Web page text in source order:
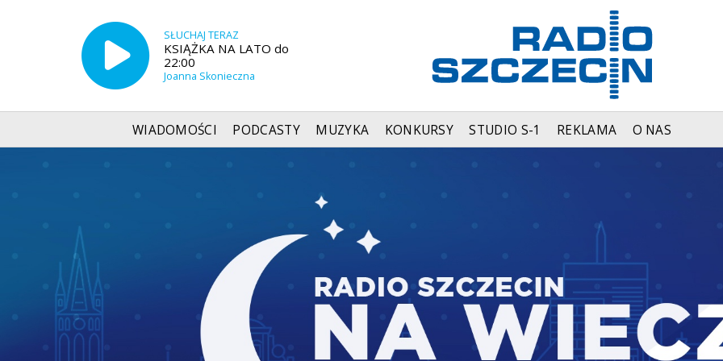
SŁUCHAJ TERAZ
KSIĄŻKA NA LATO do
22:00
Joanna Skonieczna
WIADOMOŚCI PODCASTY MUZYKA KONKURSY STUDIO S-1 REKLAMA O NAS